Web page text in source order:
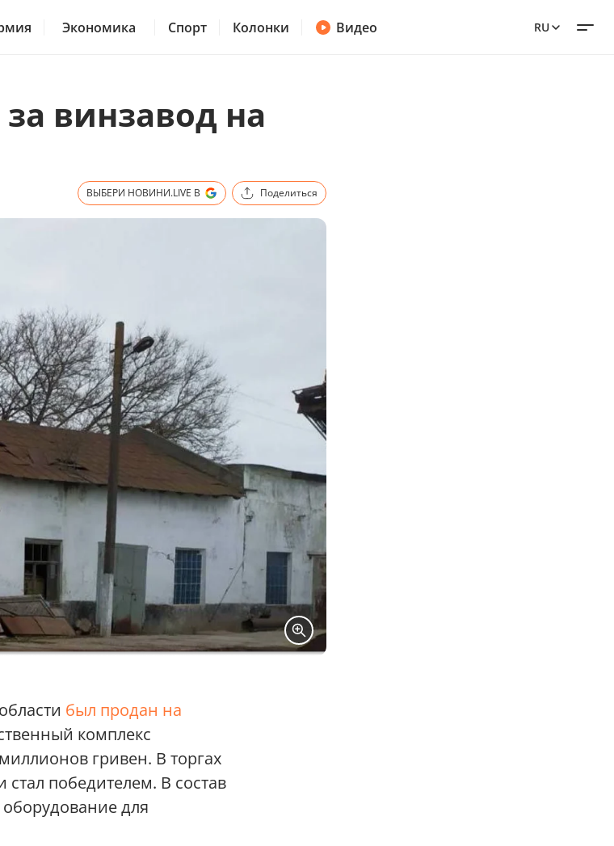
Экономика Спорт Колонки Видео RU
винзавод на
ВЫБЕРИ НОВИНИ.LIVE В Поделиться
был продан на
комплекс
гривен. В торгах
победителем. В состав
для